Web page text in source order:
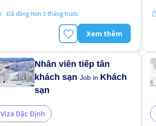
Đã đăng Hơn 3 tháng trước
Xem thêm
Nhân viên tiếp tân
khách sạnJob in Khách
sạn
Viza Đặc Định